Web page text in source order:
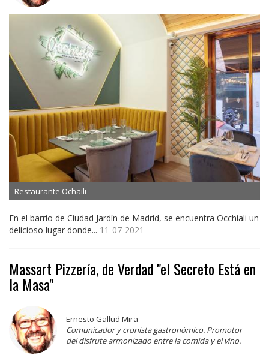
Restaurante Ochaili
En el barrio de Ciudad Jardín de Madrid, se encuentra Occhiali un
delicioso lugar donde... 11-07-2021
Massart Pizzería, de Verdad "el Secreto Está en
la Masa"
Ernesto Gallud Mira
Comunicador y cronista gastronómico. Promotor
del disfrute armonizado entre la comida y el vino.